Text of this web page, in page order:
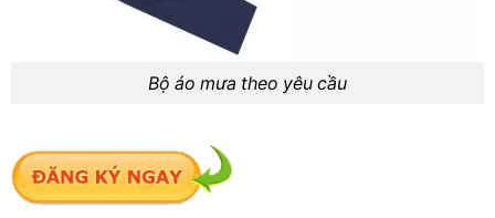
Bộ áo mưa theo yêu cầu